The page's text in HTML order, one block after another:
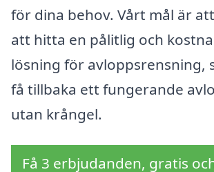
för dina behov. Vårt mål är
att hitta en pålitlig och
lösning för avloppsrensning,
få tillbaka ett fungerande
utan krångel.
Få 3 erbjudanden, gratis